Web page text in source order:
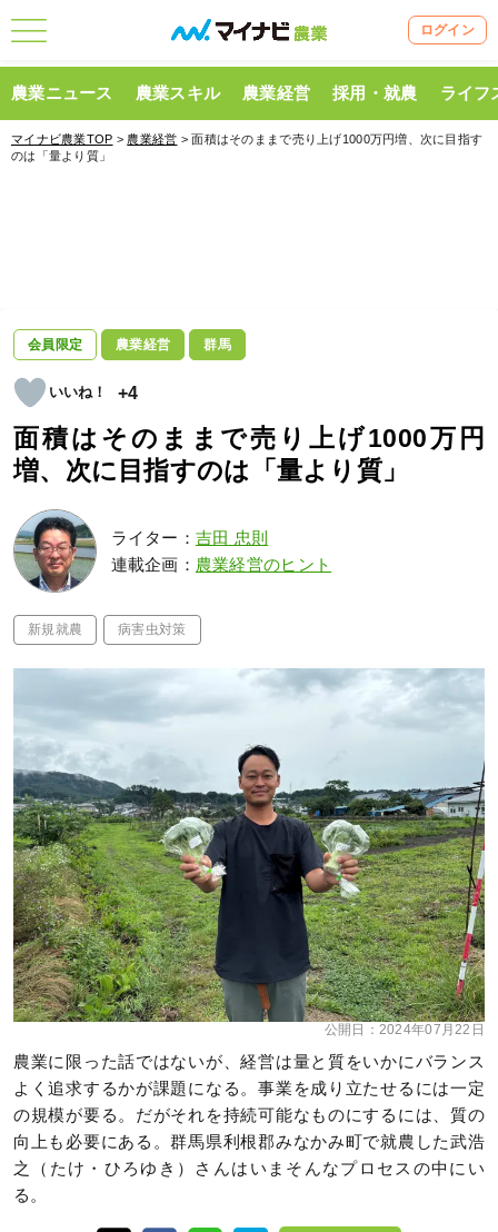
ログイン
農業ニュース 農業スキル 農業経営 採用・就農 ライフ
マイナビ農業TOP > 農業経営 > 面積はそのままで売り上げ1000万円増、次に目指す
のは「量より質」
会員限定 農業経営 群馬
+4
面積はそのままで売り上げ1000万円
増、次に目指すのは「量より質」
ライター： 吉田 忠則
連載企画： 農業経営のヒント
新規就農 病害虫対策
公開日： 2024年07月22日
農業に限った話ではないが、経営は量と質をいかにバランス
よく追求するかが課題になる。事業を成り立たせるには一定
の規模が要る。だがそれを持続可能なものにするには、質の
向上も必要にある。群馬県利根郡みなかみ町で就農した武浩
之（たけ・ひろゆき）さんはいまそんなプロセスの中にい
る。